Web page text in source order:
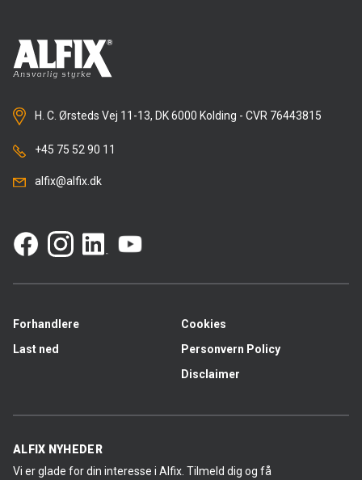
H. C. Ørsteds Vej 11-13, DK 6000 Kolding - CVR 76443815
+45 75 52 90 11
alfix@alfix.dk
Forhandlere
Last ned
Cookies
Personvern Policy
Disclaimer
ALFIX NYHEDER
Vi er glade for din interesse i Alfix. Tilmeld dig og få